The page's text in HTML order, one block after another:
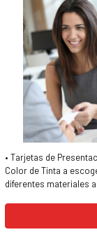
• Tarjetas de
Color de Tinta a
diferentes materiales